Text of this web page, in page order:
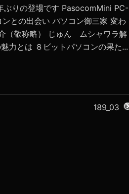
ぶりの登場です PasocomMini PC-
との出会い パソコン御三家 変わ
（敬称略） じゅん ムシャワラ解
とは ８ビットパソコンの果た...
189_03